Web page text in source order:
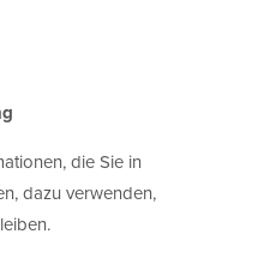
die Sie in
dazu verwenden,